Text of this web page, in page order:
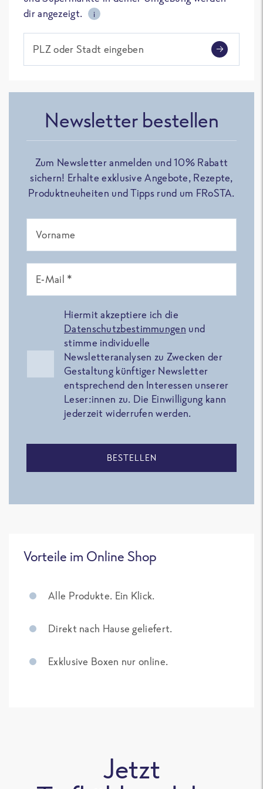
dir angezeigt.
i
PLZ oder Stadt eingeben
Newsletter bestellen
Zum Newsletter anmelden und 10% Rabatt
sichern! Erhalte exklusive Angebote, Rezepte,
Produktneuheiten und Tipps rund um FRoSTA.
Vorname
E-Mail *
Hiermit akzeptiere ich die
Datenschutzbestimmungen und
stimme individuelle
Newsletteranalysen zu Zwecken der
Gestaltung künftiger Newsletter
entsprechend den Interessen unserer
Leser:innen zu. Die Einwilligung kann
jederzeit widerrufen werden.
BESTELLEN
Vorteile im Online Shop
Alle Produkte. Ein Klick.
Direkt nach Hause geliefert.
Exklusive Boxen nur online.
Jetzt